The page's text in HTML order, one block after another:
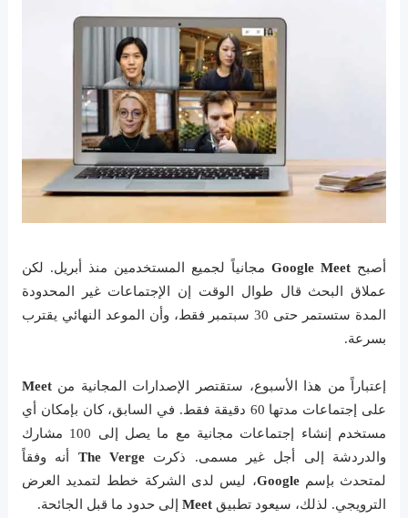
أصبح Google Meetمجانياً لجميع المستخدمين منذ أبريل. لكن
عملاق البحث قال طوال الوقت إن الإجتماعات غير المحدودة
المدة ستستمر حتى 30 سبتمبر فقط، وأن الموعد النهائي يقترب
بسرعة.
إعتباراً من هذا الأسبوع، ستقتصر الإصدارات المجانية منMeet
على إجتماعات مدتها 60 دقيقة فقط. في السابق، كان بإمكان أي
مستخدم إنشاء إجتماعات مجانية مع ما يصل إلى 100 مشارك
والدردشة إلى أجل غير مسمى. ذكرت The Verge أنه وفقاً
لمتحدث بإسمGoogle، ليس لدى الشركة خطط لتمديد العرض
الترويجي. لذلك، سيعود تطبيق Meet إلى حدود ما قبل الجائحة.